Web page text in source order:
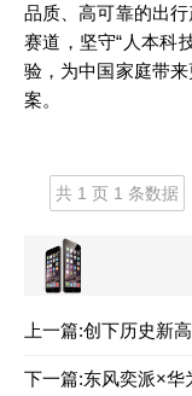
品质、高可靠的出
赛道，坚守“人本科
验，为中国家庭带
案。
共 1 页 1 条数据
上一篇:创下历史新
下一篇:东风奕派×华